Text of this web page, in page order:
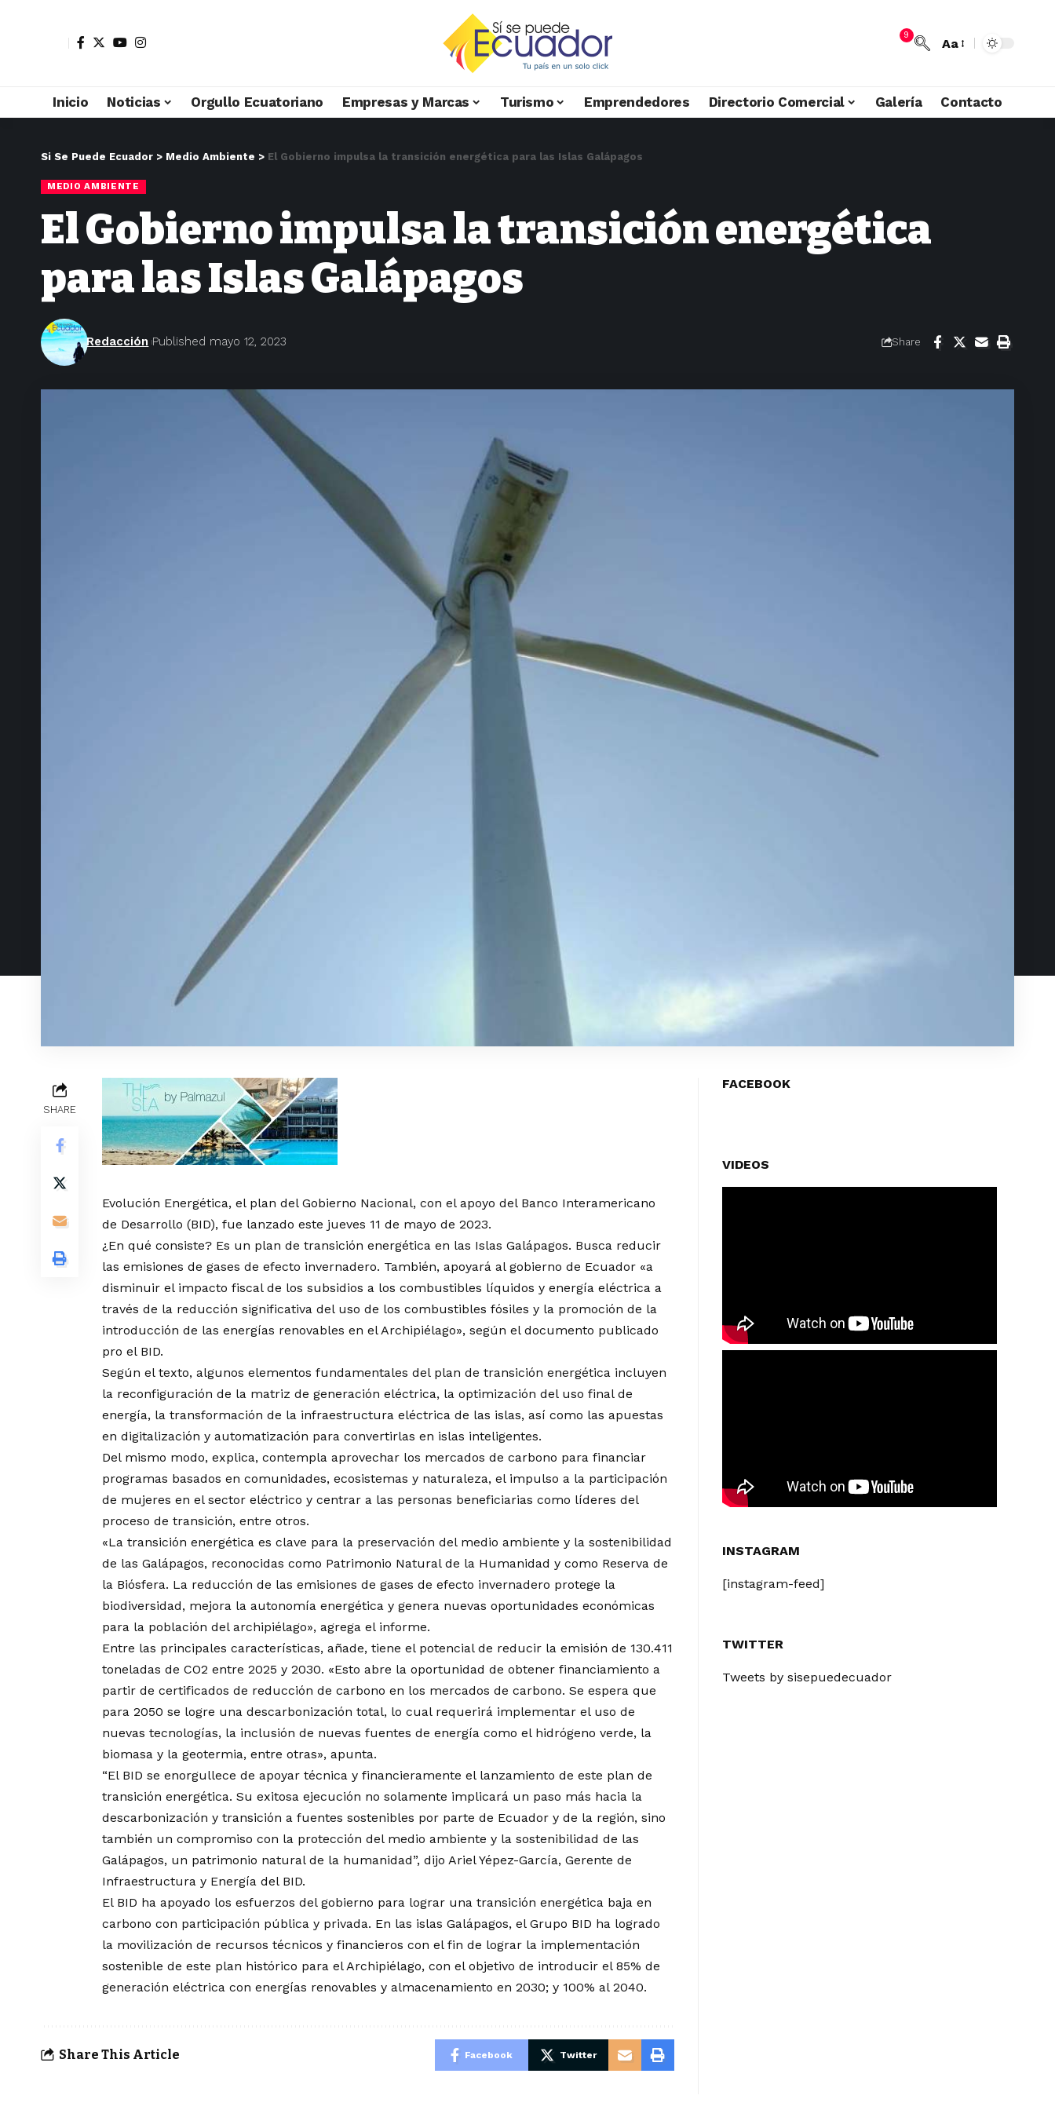
9
Aa
Inicio Noticias Orgullo Ecuatoriano Empresas y Marcas Turismo Emprendedores Directorio Comercial Galería Contacto
Si Se Puede Ecuador > Medio Ambiente > El Gobierno impulsa la transición energética para las Islas Galápagos
MEDIO AMBIENTE
El Gobierno impulsa la transición energética
para las Islas Galápagos
Redacción Published mayo 12, 2023 Share
SHARE
Evolución Energética, el plan del Gobierno Nacional, con el apoyo del Banco Interamericano
de Desarrollo (BID), fue lanzado este jueves 11 de mayo de 2023.
¿En qué consiste? Es un plan de transición energética en las Islas Galápagos. Busca reducir
las emisiones de gases de efecto invernadero. También, apoyará al gobierno de Ecuador «a
disminuir el impacto fiscal de los subsidios a los combustibles líquidos y energía eléctrica a
través de la reducción significativa del uso de los combustibles fósiles y la promoción de la
introducción de las energías renovables en el Archipiélago», según el documento publicado
pro el BID.
Según el texto, algunos elementos fundamentales del plan de transición energética incluyen
la reconfiguración de la matriz de generación eléctrica, la optimización del uso final de
energía, la transformación de la infraestructura eléctrica de las islas, así como las apuestas
en digitalización y automatización para convertirlas en islas inteligentes.
Del mismo modo, explica, contempla aprovechar los mercados de carbono para financiar
programas basados en comunidades, ecosistemas y naturaleza, el impulso a la participación
de mujeres en el sector eléctrico y centrar a las personas beneficiarias como líderes del
proceso de transición, entre otros.
«La transición energética es clave para la preservación del medio ambiente y la sostenibilidad
de las Galápagos, reconocidas como Patrimonio Natural de la Humanidad y como Reserva de
la Biósfera. La reducción de las emisiones de gases de efecto invernadero protege la
biodiversidad, mejora la autonomía energética y genera nuevas oportunidades económicas
para la población del archipiélago», agrega el informe.
Entre las principales características, añade, tiene el potencial de reducir la emisión de 130.411
toneladas de CO2 entre 2025 y 2030. «Esto abre la oportunidad de obtener financiamiento a
partir de certificados de reducción de carbono en los mercados de carbono. Se espera que
para 2050 se logre una descarbonización total, lo cual requerirá implementar el uso de
nuevas tecnologías, la inclusión de nuevas fuentes de energía como el hidrógeno verde, la
biomasa y la geotermia, entre otras», apunta.
“El BID se enorgullece de apoyar técnica y financieramente el lanzamiento de este plan de
transición energética. Su exitosa ejecución no solamente implicará un paso más hacia la
descarbonización y transición a fuentes sostenibles por parte de Ecuador y de la región, sino
también un compromiso con la protección del medio ambiente y la sostenibilidad de las
Galápagos, un patrimonio natural de la humanidad”, dijo Ariel Yépez-García, Gerente de
Infraestructura y Energía del BID.
El BID ha apoyado los esfuerzos del gobierno para lograr una transición energética baja en
carbono con participación pública y privada. En las islas Galápagos, el Grupo BID ha logrado
la movilización de recursos técnicos y financieros con el fin de lograr la implementación
sostenible de este plan histórico para el Archipiélago, con el objetivo de introducir el 85% de
generación eléctrica con energías renovables y almacenamiento en 2030; y 100% al 2040.
Share This Article Facebook Twitter
FACEBOOK
VIDEOS
INSTAGRAM
[instagram-feed]
TWITTER
Tweets by sisepuedecuador